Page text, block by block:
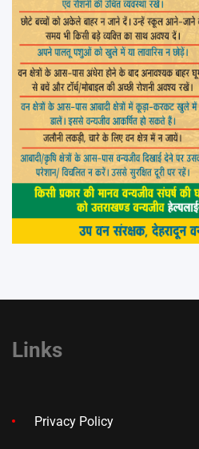
Links
Privacy Policy